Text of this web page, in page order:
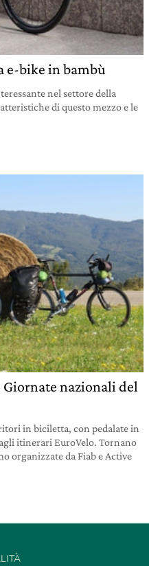
e-bike in bambù
nel settore della
di questo mezzo e le
Giornate nazionali del
in biciletta, con pedalate in
itinerari EuroVelo. Tornano
organizzate da Fiab e Active